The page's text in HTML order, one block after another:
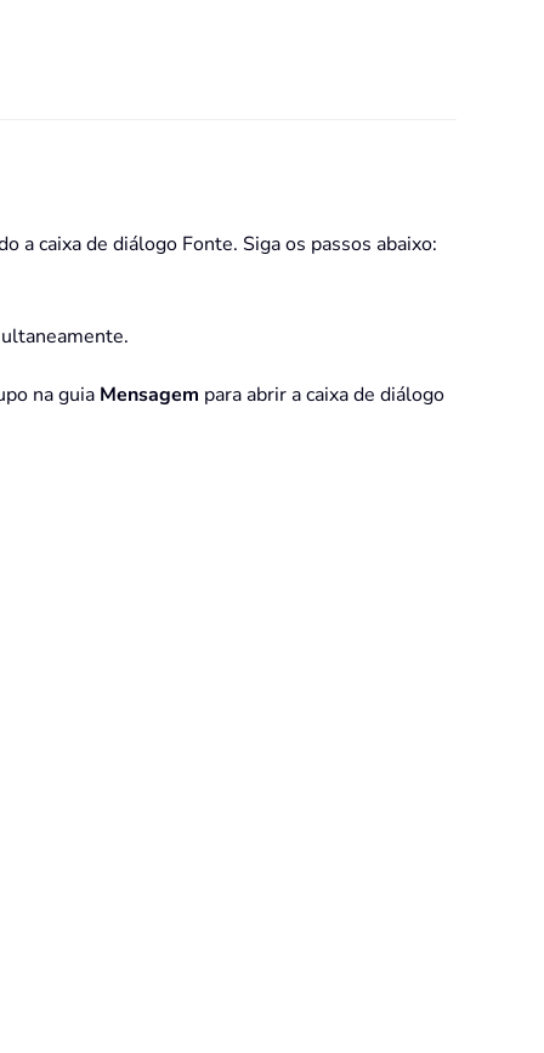
a caixa de diálogo Fonte. Siga os passos abaixo:
na guia Mensagem para abrir a caixa de diálogo